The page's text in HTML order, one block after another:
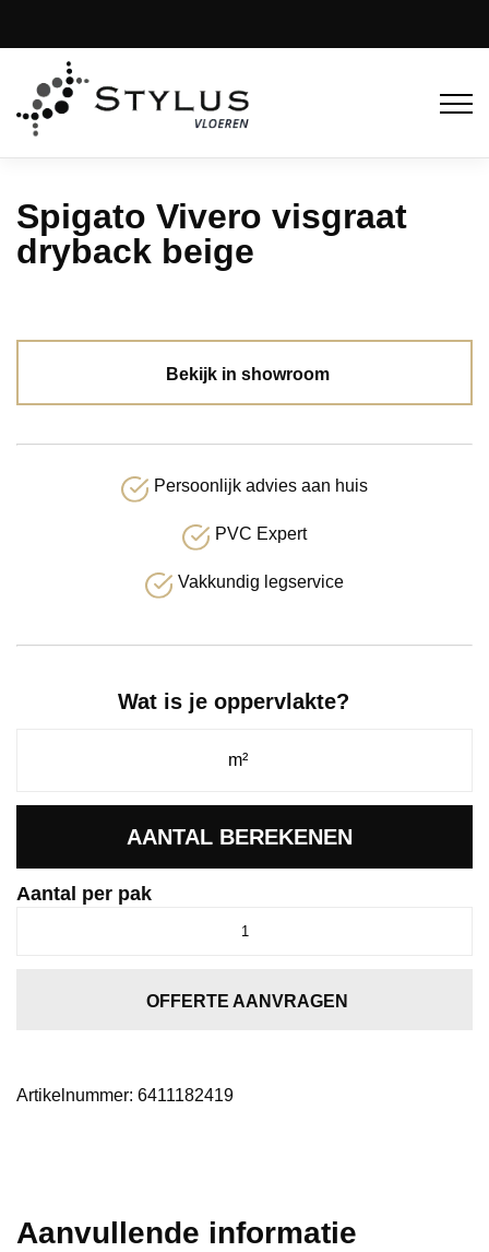
Spigato Vivero visgraat
dryback beige
Bekijk in showroom
Persoonlijk advies aan huis
PVC Expert
Vakkundig legservice
Wat is je oppervlakte?
AANTAL BEREKENEN
Aantal per pak
OFFERTE AANVRAGEN
Artikelnummer: 6411182419
Aanvullende informatie